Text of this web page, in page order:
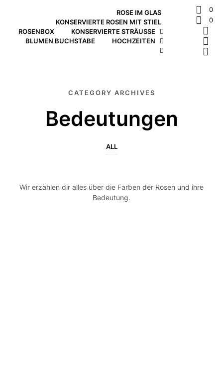
ROSE IM GLAS
KONSERVIERTE ROSEN MIT STIEL
ROSENBOX
KONSERVIERTE STRÄUSSE
BLUMEN BUCHSTABE
HOCHZEITEN
0
0
CATEGORY ARCHIVES
Bedeutungen
ALL
Wir erzählen dir alles über die Farben der Rosen und ihre
Bedeutung.